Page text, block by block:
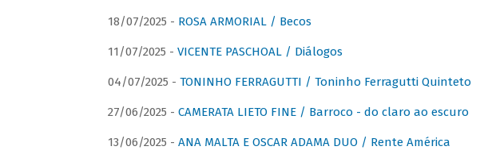
18/07/2025 - ROSA ARMORIAL / Becos
11/07/2025 - VICENTE PASCHOAL / Diálogos
04/07/2025 - TONINHO FERRAGUTTI / Toninho Ferragutti Quinteto
27/06/2025 - CAMERATA LIETO FINE / Barroco - do claro ao escuro
13/06/2025 - ANA MALTA E OSCAR ADAMA DUO / Rente América